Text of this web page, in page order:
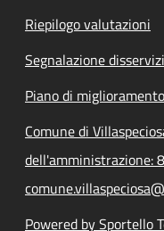
Riepilogo valutazioni
Segnalazione
Piano di
Comune di
dell'amministrazione:
Powered by Sportello